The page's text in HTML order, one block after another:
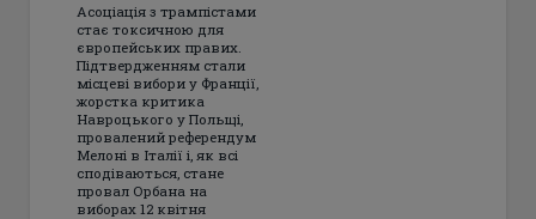
Асоціація з трампістами
стає токсичною для
європейських правих.
Підтвердженням стали
місцеві вибори у Франції,
жорстка критика
Навроцького у Польщі,
провалений референдум
Мелоні в Італії і, як всі
сподіваються, стане
провал Орбана на
виборах 12 квітня